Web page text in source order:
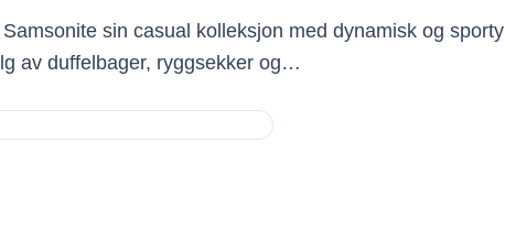
sin casual kolleksjon med dynamisk og sporty
av duffelbager, ryggsekker og…